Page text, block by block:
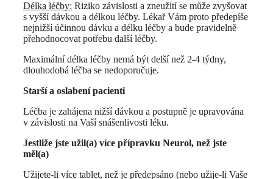
Délka léčby: Riziko závislosti a zneužití se může zvyšovat
s vyšší dávkou a délkou léčby. Lékař Vám proto předepíše
nejnižší účinnou dávku a délku léčby a bude pravidelně
přehodnocovat potřebu další léčby.
Maximální délka léčby nemá být delší než 2-4 týdny,
dlouhodobá léčba se nedoporučuje.
Starší a oslabení pacienti
Léčba je zahájena nižší dávkou a postupně je upravována
v závislosti na Vaší snášenlivosti léku.
Jestliže jste užil(a) více přípravku Neurol, než jste
měl(a)
Užijete-li více tablet, než je předepsáno (nebo užije-li Vaše